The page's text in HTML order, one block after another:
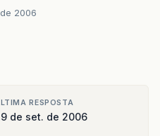
2006
RESPOSTA
de set. de 2006